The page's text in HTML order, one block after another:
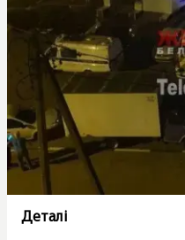
Деталі